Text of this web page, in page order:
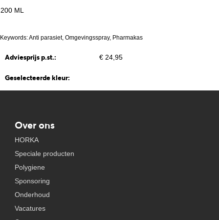
200 ML
Keywords: Anti parasiet, Omgevingsspray, Pharmakas
Adviesprijs p.st.: € 24,95
Geselecteerde kleur:
Over ons
HORKA
Speciale producten
Polygiene
Sponsoring
Onderhoud
Vacatures